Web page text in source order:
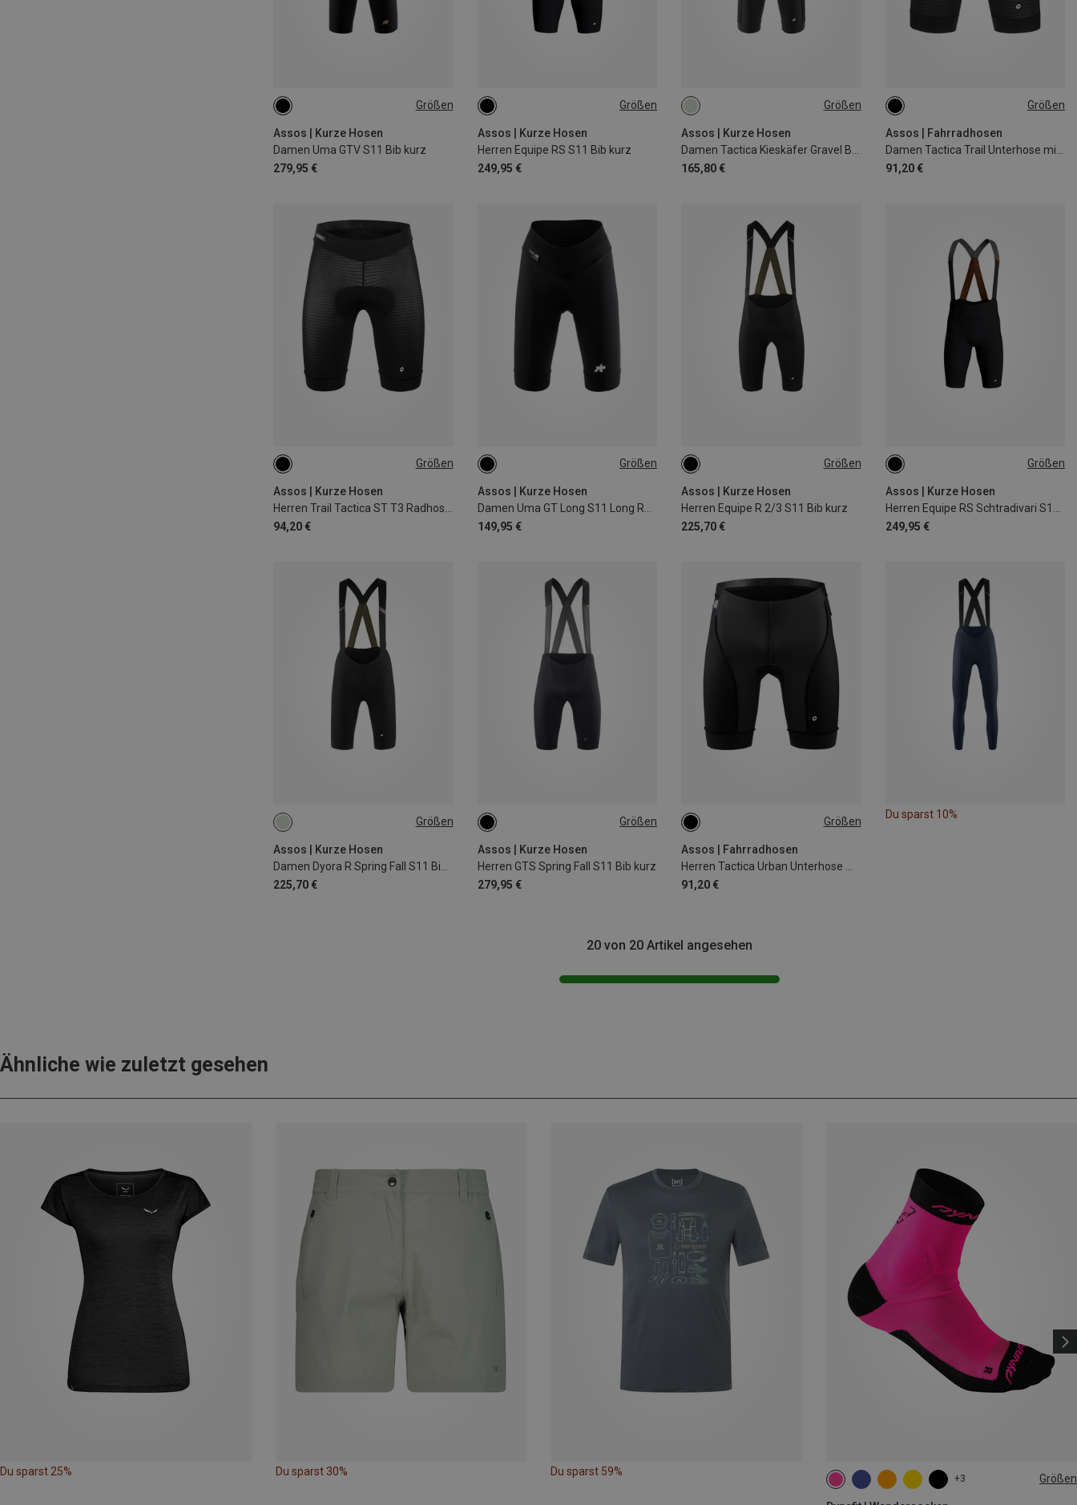
Größen
Assos | Kurze Hosen
Damen Uma GTV S11 Bib kurz
279,95 €
XS Größen
Assos | Kurze Hosen
Herren Equipe RS S11 Bib kurz
249,95 €
S Größen
Assos | Kurze Hosen
165,80 €
XS
XXL
Größen
Assos | Fahrradhosen
91,20 €
XS
Größen
Assos | Kurze Hosen
94,20 €
S Größen
Assos | Kurze Hosen
149,95 €
XS Größen
Assos | Kurze Hosen
Herren Equipe R 2/3 S11 Bib kurz
225,70 €
M Größen
Assos | Kurze Hosen
249,95 €
S
Größen
Assos | Kurze Hosen
225,70 €
S Größen
Assos | Kurze Hosen
Herren GTS Spring Fall S11 Bib kurz
279,95 €
S Größen
Assos | Fahrradhosen
91,20 €
S
Du sparst 10%
20 von 20 Artikel angesehen
Ähnliche wie zuletzt gesehen
Du sparst 25% Du sparst 30% Du sparst 59%
+3 Größen
35|36|37|38 39|40|41|42